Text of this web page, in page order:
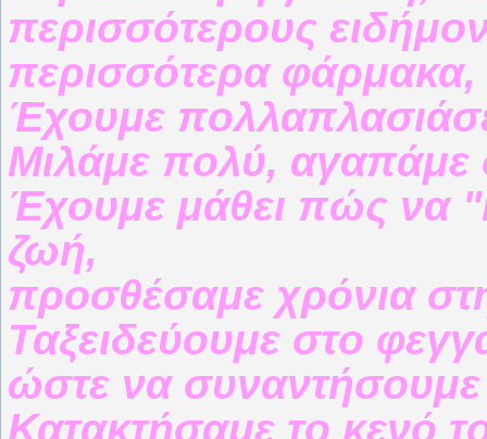
περισσότερους
περισσότερα φάρμακα,
Έχουμε
Μιλάμε πολύ, αγαπάμε
Έχουμε μάθει πώς να
ζωή,
προσθέσαμε χρόνια
Ταξειδεύουμε στο
ώστε να συναντήσουμε
Κατακτήσαμε το κενό